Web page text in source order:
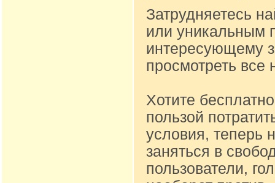
Затрудняетесь
или уникальным
интересующему
просмотреть все
Хотите
пользой
условия, теперь
заняться в
пользователи,